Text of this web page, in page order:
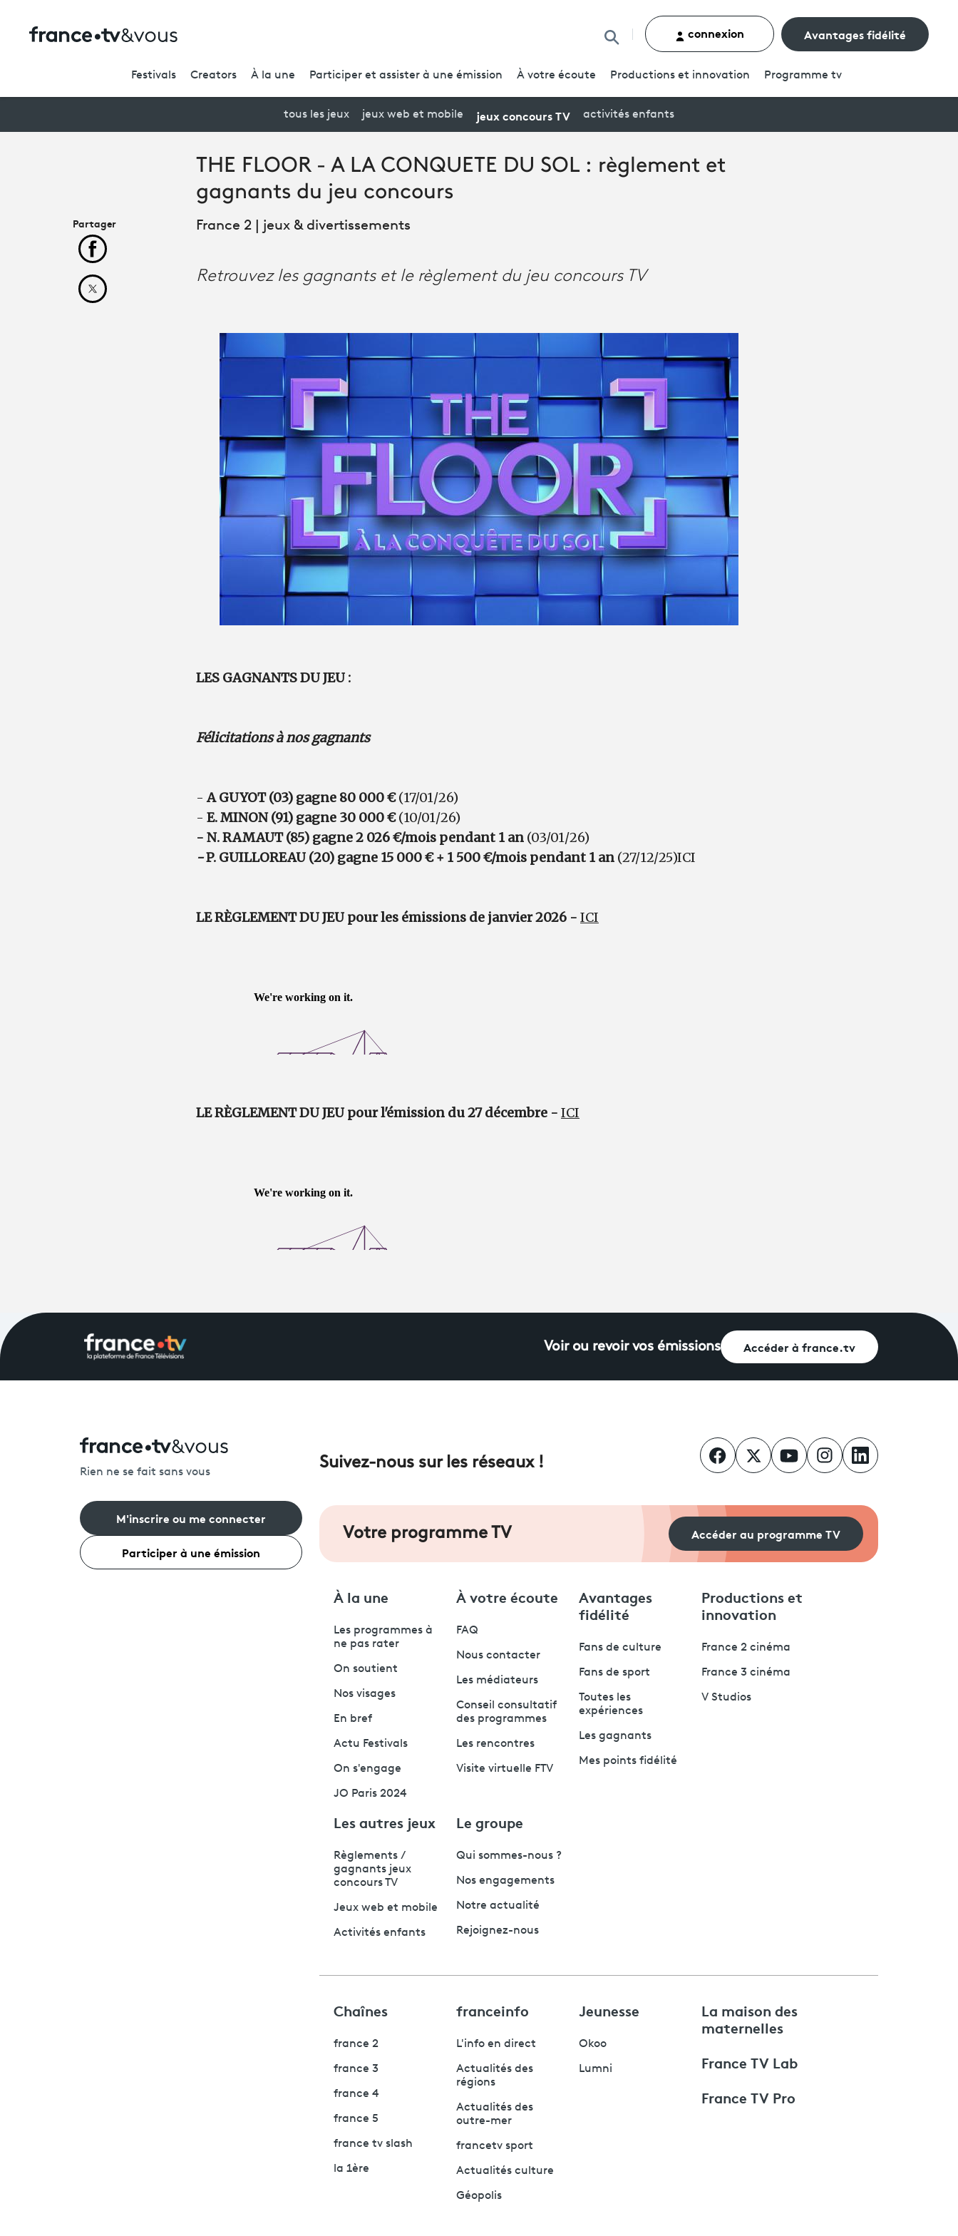
Rechercher un contenu
connexion Avantages fidélité
Festivals Creators À la une Participer et assister à une émission À votre écoute Productions et innovation Programme tv
tous les jeux jeux web et mobile jeux concours TV activités enfants
THE FLOOR - A LA CONQUETE DU SOL : règlement et
gagnants du jeu concours
France 2 | jeux & divertissements
Retrouvez les gagnants et le règlement du jeu concours TV
LES GAGNANTS DU JEU :
Félicitations à nos gagnants
-A GUYOT (03) gagne 80 000 €(17/01/26)
- E. MINON (91) gagne 30 000 €(10/01/26)
- N. RAMAUT (85) gagne 2 026 €/mois pendant 1 an (03/01/26)
-P. GUILLOREAU (20) gagne 15 000 € + 1 500 €/mois pendant 1 an (27/12/25)ICI
LE RÈGLEMENT DU JEU pour les émissions de janvier 2026 - ICI
LE RÈGLEMENT DU JEU pour l'émission du 27 décembre - ICI
Partager
Partager cet article sur Facebook
Partager cet article sur X
Voir ou revoir vos émissions Accéder à france.tv
Rien ne se fait sans vous
M'inscrire ou me connecter
Participer à une émission
Suivez-nous sur les réseaux !
Votre programme TV Accéder au programme TV
À la une
Les programmes à
ne pas rater
On soutient
Nos visages
En bref
Actu Festivals
On s'engage
JO Paris 2024
À votre écoute
FAQ
Nous contacter
Les médiateurs
Conseil consultatif
des programmes
Les rencontres
Visite virtuelle FTV
Avantages
fidélité
Fans de culture
Fans de sport
Toutes les
expériences
Les gagnants
Mes points fidélité
Productions et
innovation
France 2 cinéma
France 3 cinéma
V Studios
Les autres jeux
Règlements /
gagnants jeux
concours TV
Jeux web et mobile
Activités enfants
Le groupe
Qui sommes-nous ?
Nos engagements
Notre actualité
Rejoignez-nous
Chaînes
france 2
france 3
france 4
france 5
france tv slash
la 1ère
franceinfo
L'info en direct
Actualités des
régions
Actualités des
outre-mer
francetv sport
Actualités culture
Géopolis
Jeunesse
Okoo
Lumni
La maison des
maternelles
France TV Lab
France TV Pro